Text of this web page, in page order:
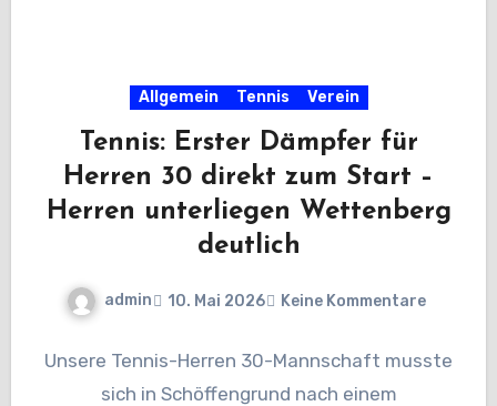
Allgemein Tennis Verein
Tennis: Erster Dämpfer für
Herren 30 direkt zum Start –
Herren unterliegen Wettenberg
deutlich
admin 10. Mai 2026 Keine Kommentare
Unsere Tennis-Herren 30-Mannschaft musste
sich in Schöffengrund nach einem